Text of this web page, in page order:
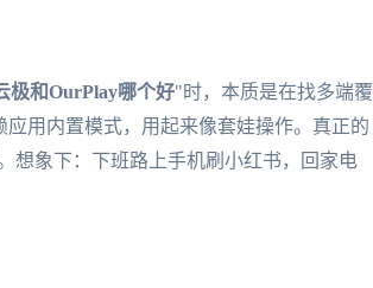
极和OurPlay哪个好"时，本质是在找多端覆
用内置模式，用起来像套娃操作。真正的
想象下：下班路上手机刷小红书，回家电